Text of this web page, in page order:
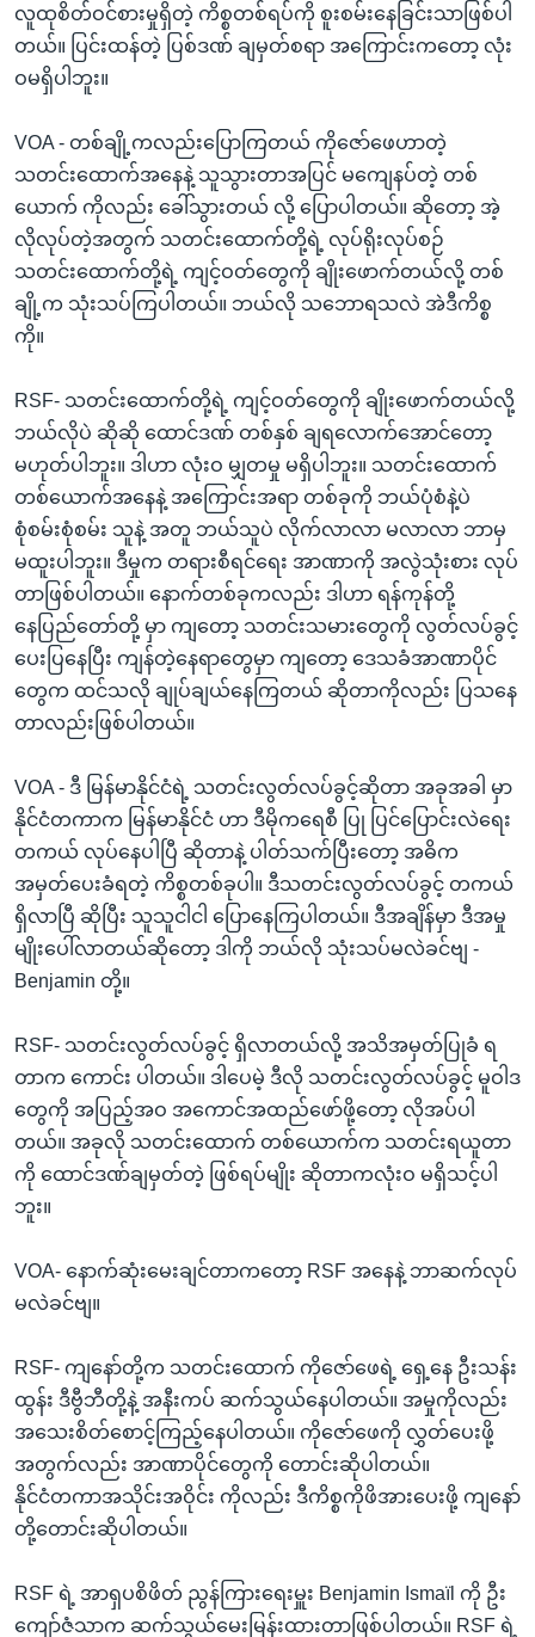
လူထုစိတ်ဝင်စားမှုရှိတဲ့ ကိစ္စတစ်ရပ်ကို စူးစမ်းနေခြင်းသာဖြစ်ပါ
တယ်။ ပြင်းထန်တဲ့ ပြစ်ဒဏ် ချမှတ်စရာ အကြောင်းကတော့ လုံး
ဝမရှိပါဘူး။
VOA - တစ်ချို့ကလည်းပြောကြတယ် ကိုဇော်ဖေဟာတဲ့
သတင်းထောက်အနေနဲ့ သူသွားတာအပြင် မကျေနပ်တဲ့ တစ်
ယောက် ကိုလည်း ခေါ်သွားတယ် လို့ ပြောပါတယ်။ ဆိုတော့ အဲ့
လိုလုပ်တဲ့အတွက် သတင်းထောက်တို့ရဲ့ လုပ်ရိုးလုပ်စဉ်
သတင်းထောက်တို့ရဲ့ ကျင့်ဝတ်တွေကို ချိုးဖောက်တယ်လို့ တစ်
ချို့က သုံးသပ်ကြပါတယ်။ ဘယ်လို သဘောရသလဲ အဲဒီကိစ္စ
ကို။
RSF- သတင်းထောက်တို့ရဲ့ ကျင့်ဝတ်တွေကို ချိုးဖောက်တယ်လို့
ဘယ်လိုပဲ ဆိုဆို ထောင်ဒဏ် တစ်နှစ် ချရလောက်အောင်တော့
မဟုတ်ပါဘူး။ ဒါဟာ လုံးဝ မျှတမှု မရှိပါဘူး။ သတင်းထောက်
တစ်ယောက်အနေနဲ့ အကြောင်းအရာ တစ်ခုကို ဘယ်ပုံစံနဲ့ပဲ
စုံစမ်းစုံစမ်း သူနဲ့ အတူ ဘယ်သူပဲ လိုက်လာလာ မလာလာ ဘာမှ
မထူးပါဘူး။ ဒီမှုက တရားစီရင်ရေး အာဏာကို အလွဲသုံးစား လုပ်
တာဖြစ်ပါတယ်။ နောက်တစ်ခုကလည်း ဒါဟာ ရန်ကုန်တို့
နေပြည်တော်တို့ မှာ ကျတော့ သတင်းသမားတွေကို လွတ်လပ်ခွင့်
ပေးပြနေပြီး ကျန်တဲ့နေရာတွေမှာ ကျတော့ ဒေသခံအာဏာပိုင်
တွေက ထင်သလို ချုပ်ချယ်နေကြတယ် ဆိုတာကိုလည်း ပြသနေ
တာလည်းဖြစ်ပါတယ်။
VOA - ဒီ မြန်မာနိုင်ငံရဲ့ သတင်းလွတ်လပ်ခွင့်ဆိုတာ အခုအခါ မှာ
နိုင်ငံတကာက မြန်မာနိုင်ငံ ဟာ ဒီမိုကရေစီ ပြု ပြင်ပြောင်းလဲရေး
တကယ် လုပ်နေပါပြီ ဆိုတာနဲ့ ပါတ်သက်ပြီးတော့ အဓိက
အမှတ်ပေးခံရတဲ့ ကိစ္စတစ်ခုပါ။ ဒီသတင်းလွတ်လပ်ခွင့် တကယ်
ရှိလာပြီ ဆိုပြီး သူသူငါငါ ပြောနေကြပါတယ်။ ဒီအချိန်မှာ ဒီအမှု
မျိုးပေါ်လာတယ်ဆိုတော့ ဒါကို ဘယ်လို သုံးသပ်မလဲခင်ဗျ -
Benjamin တို့။
RSF- သတင်းလွတ်လပ်ခွင့် ရှိလာတယ်လို့ အသိအမှတ်ပြုခံ ရ
တာက ကောင်း ပါတယ်။ ဒါပေမဲ့ ဒီလို သတင်းလွတ်လပ်ခွင့် မူဝါဒ
တွေကို အပြည့်အဝ အကောင်အထည်ဖော်ဖို့တော့ လိုအပ်ပါ
တယ်။ အခုလို သတင်းထောက် တစ်ယောက်က သတင်းရယူတာ
ကို ထောင်ဒဏ်ချမှတ်တဲ့ ဖြစ်ရပ်မျိုး ဆိုတာကလုံးဝ မရှိသင့်ပါ
ဘူး။
VOA- နောက်ဆုံးမေးချင်တာကတော့ RSF အနေနဲ့ ဘာဆက်လုပ်
မလဲခင်ဗျ။
RSF- ကျနော်တို့က သတင်းထောက် ကိုဇော်ဖေရဲ့ ရှေ့နေ ဦးသန်း
ထွန်း ဒီဗွီဘီတို့နဲ့ အနီးကပ် ဆက်သွယ်နေပါတယ်။ အမှုကိုလည်း
အသေးစိတ်စောင့်ကြည့်နေပါတယ်။ ကိုဇော်ဖေကို လွှတ်ပေးဖို့
အတွက်လည်း အာဏာပိုင်တွေကို တောင်းဆိုပါတယ်။
နိုင်ငံတကာအသိုင်းအဝိုင်း ကိုလည်း ဒီကိစ္စကိုဖိအားပေးဖို့ ကျနော်
တို့တောင်းဆိုပါတယ်။
RSF ရဲ့ အာရှပစိဖိတ် ညွန်ကြားရေးမှူး Benjamin Ismaïl ကို ဦး
ကျော်ဇံသာက ဆက်သွယ်မေးမြန်းထားတာဖြစ်ပါတယ်။ RSF ရဲ့